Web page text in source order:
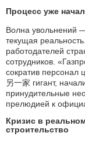
Процесс уже
Волна увольнений
текущая
работодателей
сотрудников.
сократив персонал
另一家 гигант,
принудительные
прелюдией к
Кризис в
строительство